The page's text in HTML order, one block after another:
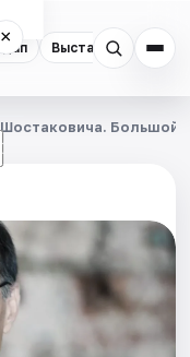
Выставки
×
☾
Большой